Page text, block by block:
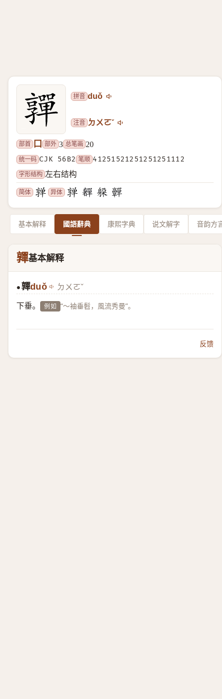
拼音 duǒ
注音 ㄉㄨㄛˇ
部首 口 部外 3 总笔画 20
统一码 CJK 56B2 笔顺 41251521251251251112
字形结构 左右结构
简体 异体
基本解释 國語辭典 康熙字典 说文解字 音韵方
嚲基本解释
●嚲duǒ ㄉㄨㄛˇ
下垂。 例如 “～袖垂髫，風流秀曼”。
反馈